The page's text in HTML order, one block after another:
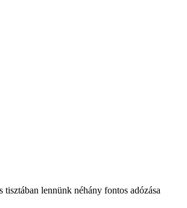
lennünk néhány fontos adózása